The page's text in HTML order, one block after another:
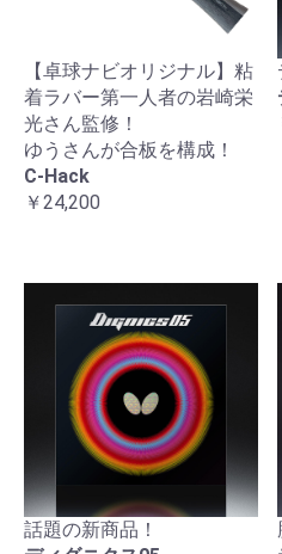
【卓球ナビオリジナル】粘
着ラバー第一人者の岩崎栄
光さん監修！
ゆうさんが合板を構成！
C-Hack
￥24,200
話題の新商品！